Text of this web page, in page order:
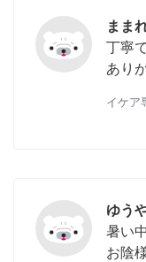
まま
丁寧
あり
イケア
ゆう
暑い
お陰